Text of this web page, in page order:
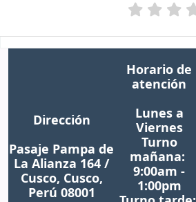
Dirección
Pasaje Pampa de
La Alianza 164 /
Cusco, Cusco,
Perú 08001
Horario de
atención
Lunes a
Viernes
Turno
mañana:
9:00am -
1:00pm